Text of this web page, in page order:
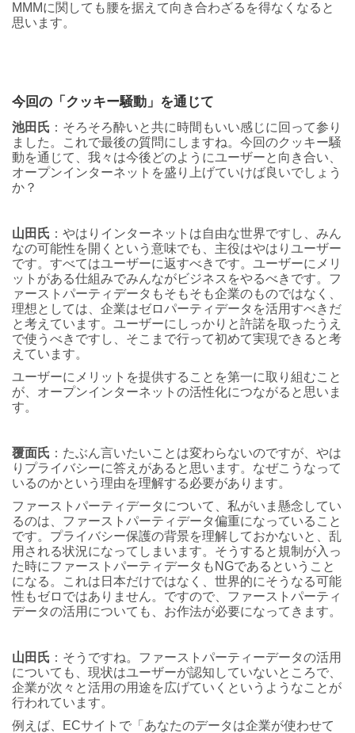
MMMに関しても腰を据えて向き合わざるを得なくなると
思います。
今回の「クッキー騒動」を通じて
池田氏 ：そろそろ酔いと共に時間もいい感じに回って参り
ました。これで最後の質問にしますね。今回のクッキー騒
動を通じて、我々は今後どのようにユーザーと向き合い、
オープンインターネットを盛り上げていけば良いでしょう
か？
山田氏 ：やはりインターネットは自由な世界ですし、みん
なの可能性を開くという意味でも、主役はやはりユーザー
です。すべてはユーザーに返すべきです。ユーザーにメリ
ットがある仕組みでみんながビジネスをやるべきです。 フ
ァーストパーティデータもそもそも企業のものではなく、
理想としては、企業はゼロパーティデータを活用すべきだ
と考えています。ユーザーにしっかりと許諾を取ったうえ
で使うべきですし、そこまで行って初めて実現できると考
えています。
ユーザーにメリットを提供することを第一に取り組むこと
が、オープンインターネットの活性化につながると思いま
す。
覆面氏 ：たぶん言いたいことは変わらないのですが、やは
りプライバシーに答えがあると思います。なぜこうなって
いるのかという理由を理解する必要があります。
ファーストパーティデータについて、私がいま懸念してい
るのは、ファーストパーティデータ偏重になっていること
です。プライバシー保護の背景を理解しておかないと、乱
用される状況になってしまいます。そうすると規制が入っ
た時にファーストパーティデータもNGであるということ
になる。これは日本だけではなく、世界的にそうなる可能
性もゼロではありません。ですので、ファーストパーティ
データの活用についても、お作法が必要になってきます。
山田氏 ：そうですね。ファーストパーティーデータの活用
についても、現状はユーザーが認知していないところで、
企業が次々と活用の用途を広げていくというようなことが
行われています。
例えば、ECサイトで「あなたのデータは企業が使わせて